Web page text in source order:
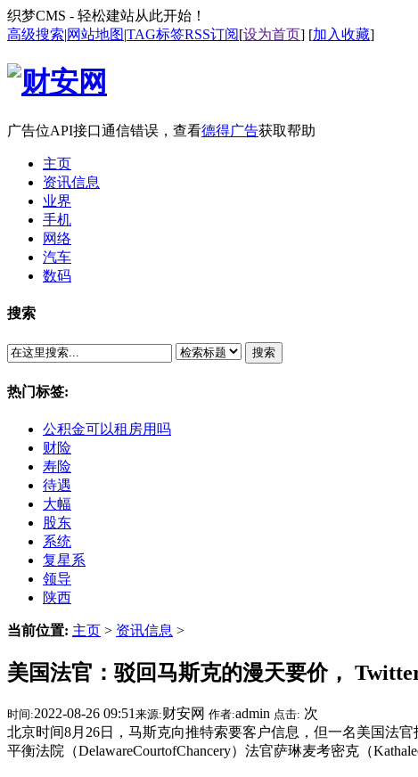
织梦CMS - 轻松建站从此开始！
高级搜索|网站地图|TAG标签RSS订阅[设为首页] [加入收藏]
广告位API接口通信错误，查看德得广告获取帮助
主页
资讯信息
业界
手机
网络
汽车
数码
搜索
搜索
热门标签:
公积金可以租房用吗
财险
寿险
待遇
大幅
股东
系统
复星系
领导
陕西
当前位置: 主页 > 资讯信息 >
美国法官：驳回马斯克的漫天要价，
时间:2022-08-26 09:51 来源:财安网 作者:admin 点击: 次
北京时间8月26日，马斯克向推特索要客户信息，但一名美国法
平衡法院（DelawareCourtofChancery）法官萨琳麦考密克（